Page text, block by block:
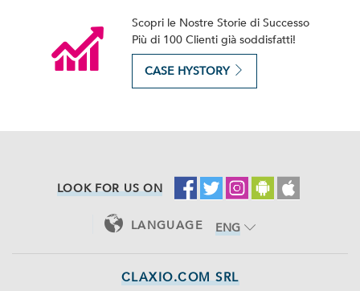
Scopri le Nostre Storie di Successo
Più di 100 Clienti già soddisfatti!
CASE HYSTORY
LOOK FOR US ON
LANGUAGE
ENG
CLAXIO.COM SRL